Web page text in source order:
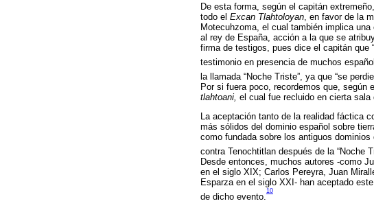
De esta forma, según el capitán
todo el Excan Tlahtoloyan , en favor de la
Motecuhzoma, el cual también implica
al rey de España, acción a la que se
firma de testigos, pues dice el capitán que
testimonio en presencia de muchos
la llamada “Noche Triste”, ya que “se
Por si fuera poco, recordemos que, según
tlahtoani, el cual fue recluido en cierta
La aceptación tanto de la realidad fáctica
más sólidos del dominio español sobre
como fundada sobre los antiguos dominios
contra Tenochtitlan después de la “Noche
Desde entonces, muchos autores -como
en el siglo XIX; Carlos Pereyra, Juan
Esparza en el siglo XXI- han aceptado
de dicho evento.
10